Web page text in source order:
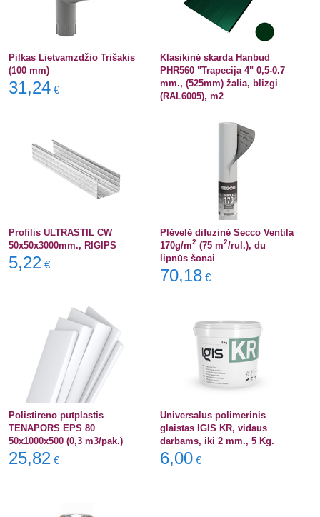
Pilkas Lietvamzdžio Trišakis
(100 mm)
31,24 €
Klasikinė skarda Hanbud
PHR560 "Trapecija 4" 0,5-0.7
mm., (525mm) žalia, blizgi
(RAL6005), m2
Profilis ULTRASTIL CW
50x50x3000mm., RIGIPS
5,22 €
Plėvelė difuzinė Secco Ventila
170g/m2(75 m2/rul.), du
lipnūs šonai
70,18 €
Polistireno putplastis
TENAPORS EPS 80
50x1000x500 (0,3 m3/pak.)
25,82 €
Universalus polimerinis
glaistas IGIS KR, vidaus
darbams, iki 2 mm., 5 Kg.
6,00 €